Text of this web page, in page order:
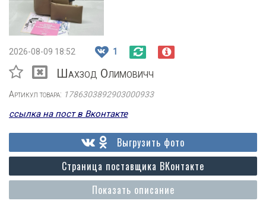
2026-08-09 18:52 1
Шахзод Олимовичч
Артикул товара: 1786303892903000933
ссылка на пост в Вконтакте
Показать описание
Страница поставщика ВКонтакте
Выгрузить фото